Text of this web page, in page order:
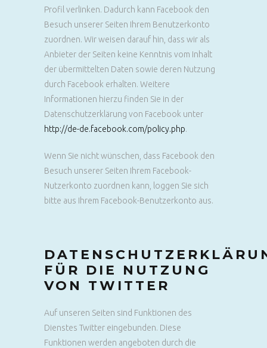
Profil verlinken. Dadurch kann Facebook den
Besuch unserer Seiten Ihrem Benutzerkonto
zuordnen. Wir weisen darauf hin, dass wir als
Anbieter der Seiten keine Kenntnis vom Inhalt
der übermittelten Daten sowie deren Nutzung
durch Facebook erhalten. Weitere
Informationen hierzu finden Sie in der
Datenschutzerklärung von Facebook unter
http://de-de.facebook.com/policy.php.
Wenn Sie nicht wünschen, dass Facebook den
Besuch unserer Seiten Ihrem Facebook-
Nutzerkonto zuordnen kann, loggen Sie sich
bitte aus Ihrem Facebook-Benutzerkonto aus.
FÜR DIE NUTZUNG
VON TWITTER
Auf unseren Seiten sind Funktionen des
Dienstes Twitter eingebunden. Diese
Funktionen werden angeboten durch die